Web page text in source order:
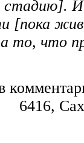
стадию]. И
[пока
то, что
6416,